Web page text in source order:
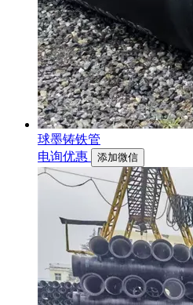
球墨铸铁管
电询优惠
添加微信